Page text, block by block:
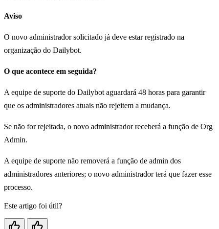
Aviso
O novo administrador solicitado já deve estar registrado na
organização do Dailybot.
O que acontece em seguida?
A equipe de suporte do Dailybot aguardará 48 horas para garantir
que os administradores atuais não rejeitem a mudança.
Se não for rejeitada, o novo administrador receberá a função de Org
Admin.
A equipe de suporte não removerá a função de admin dos
administradores anteriores; o novo administrador terá que fazer esse
processo.
Este artigo foi útil?